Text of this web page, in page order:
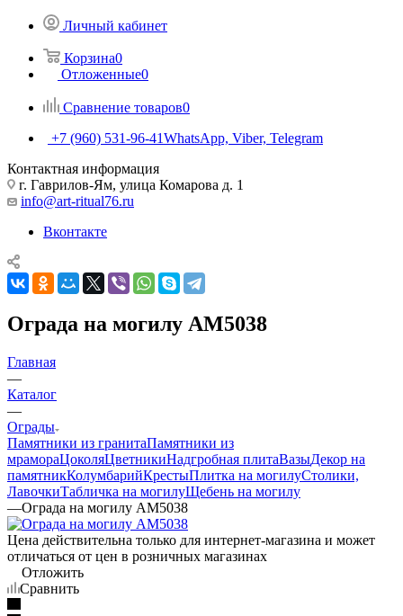
Личный кабинет
Корзина0
Отложенные0
Сравнение товаров0
+7 (960) 531-96-41WhatsApp, Viber, Telegram
Контактная информация
г. Гаврилов-Ям, улица Комарова д. 1
info@art-ritual76.ru
Вконтакте
Ограда на могилу AM5038
Главная
—
Каталог
—
Ограды
Памятники из гранитаПамятники из
мрамораЦоколяЦветникиНадгробная плитаВазыДекор на
памятникКолумбарийКрестыПлитка на могилуСтолики,
ЛавочкиТабличка на могилуЩебень на могилу
—Ограда на могилу AM5038
Цена действительна только для интернет-магазина и может
отличаться от цен в розничных магазинах
Отложить
Сравнить